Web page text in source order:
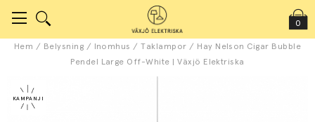
0
Hem / Belysning / Inomhus /Taklampor / Hay Nelson Cigar Bubble
Pendel Large Off-White | Växjö Elektriska